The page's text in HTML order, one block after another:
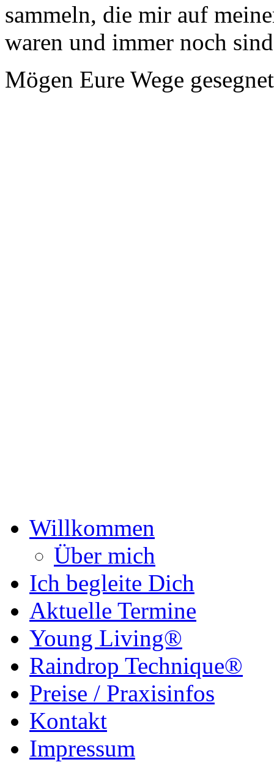
sammeln, die mir auf
waren und immer noch
Mögen Eure Wege
Willkommen
Über mich
Ich begleite Dich
Aktuelle Termine
Young Living®
Raindrop Technique®
Preise / Praxisinfos
Kontakt
Impressum